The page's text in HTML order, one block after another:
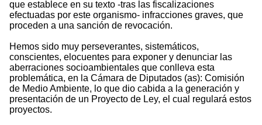
que establece en su texto -tras las fiscalizaciones
efectuadas por este organismo- infracciones graves, que
proceden a una sanción de revocación.
Hemos sido muy perseverantes, sistemáticos,
conscientes, elocuentes para exponer y denunciar las
aberraciones socioambientales que conlleva esta
problemática, en la Cámara de Diputados (as): Comisión
de Medio Ambiente, lo que dio cabida a la generación y
presentación de un Proyecto de Ley, el cual regulará estos
proyectos.